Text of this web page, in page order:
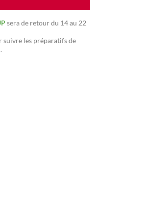
sera de retour du 14 au 22
suivre les préparatifs de